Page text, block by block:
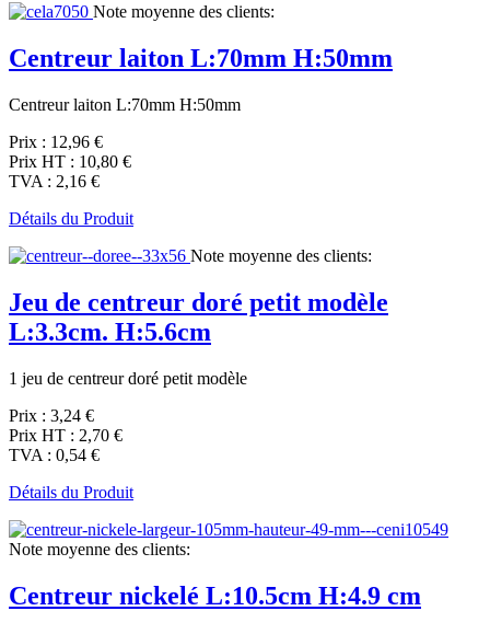
Note moyenne des clients:
Centreur laiton L:70mm H:50mm
Centreur laiton L:70mm H:50mm
Prix : 12,96 €
Prix HT : 10,80 €
TVA : 2,16 €
Détails du Produit
Note moyenne des clients:
Jeu de centreur doré petit modèle
L:3.3cm. H:5.6cm
1 jeu de centreur doré petit modèle
Prix : 3,24 €
Prix HT : 2,70 €
TVA : 0,54 €
Détails du Produit
Note moyenne des clients:
Centreur nickelé L:10.5cm H:4.9 cm